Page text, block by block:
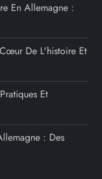
En Allemagne :
De L'histoire Et
Et
: Des